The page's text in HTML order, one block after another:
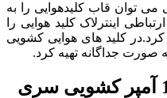
می توان قاب کلیدهوایی را به
اینترلاک کلید هوایی را
کلید های هوایی کشویی
صورت جداگانه تهیه کرد.
کلید هوایی اشنایدر 1000 آمپر کشویی سری